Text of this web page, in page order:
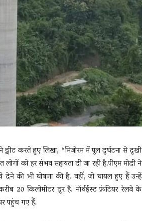
ट्वीट करते हुए लिखा, “मिजोरम में पुल दुर्घटना से दुखी
को हर संभव सहायता दी जा रही है.पीएम मोदी ने
देने की भी घोषणा की है. वहीं, जो घायल हुए हैं उन्हें
20 किलोमीटर दूर है. नॉर्थईस्ट फ्रंटियर रेलवे के
पहुंच गए हैं.